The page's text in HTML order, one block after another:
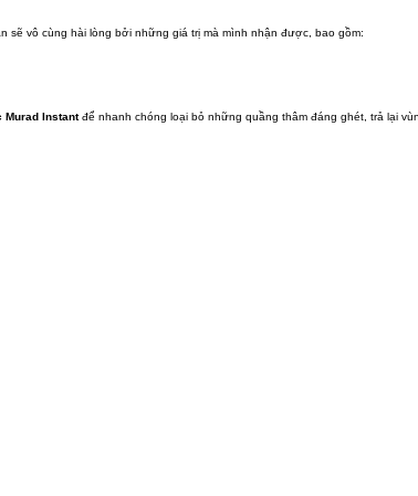
sẽ vô cùng hài lòng bởi những giá trị mà mình nhận được, bao gồm:
Murad Instantđể nhanh chóng loại bỏ những quầng thâm đáng ghét, trả lại